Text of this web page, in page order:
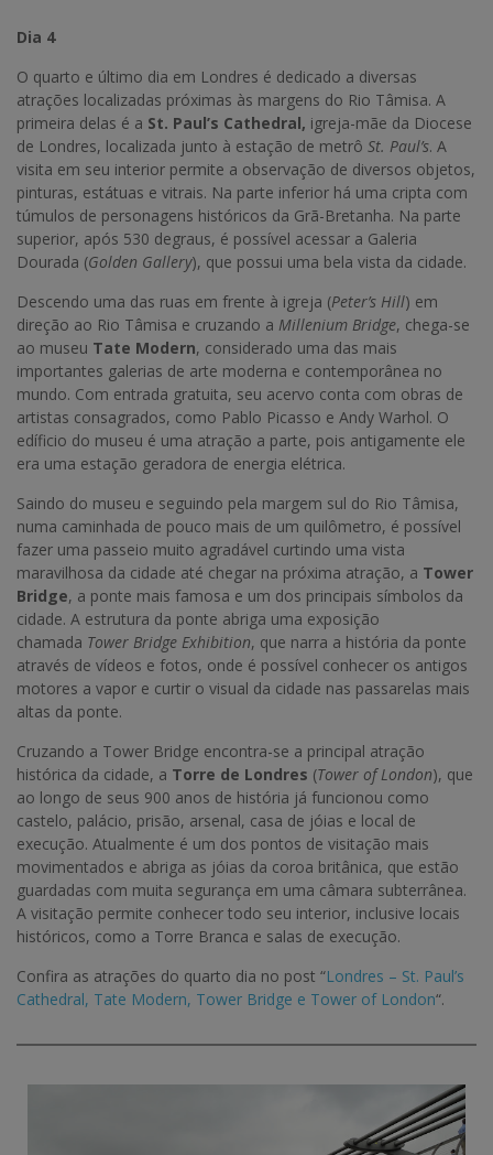
Dia 4
O quarto e último dia em Londres é dedicado a diversas
atrações localizadas próximas às margens do Rio Tâmisa. A
primeira delas é a St. Paul’s Cathedral, igreja-mãe da Diocese
de Londres, localizada junto à estação de metrô St. Paul’s. A
visita em seu interior permite a observação de diversos objetos,
pinturas, estátuas e vitrais. Na parte inferior há uma cripta com
túmulos de personagens históricos da Grã-Bretanha. Na parte
superior, após 530 degraus, é possível acessar a Galeria
Dourada (Golden Gallery), que possui uma bela vista da cidade.
Descendo uma das ruas em frente à igreja (Peter’s Hill) em
direção ao Rio Tâmisa e cruzando a Millenium Bridge, chega-se
ao museu Tate Modern, considerado uma das mais
importantes galerias de arte moderna e contemporânea no
mundo. Com entrada gratuita, seu acervo conta com obras de
artistas consagrados, como Pablo Picasso e Andy Warhol. O
edíficio do museu é uma atração a parte, pois antigamente ele
era uma estação geradora de energia elétrica.
Saindo do museu e seguindo pela margem sul do Rio Tâmisa,
numa caminhada de pouco mais de um quilômetro, é possível
fazer uma passeio muito agradável curtindo uma vista
maravilhosa da cidade até chegar na próxima atração, a Tower
Bridge, a ponte mais famosa e um dos principais símbolos da
cidade. A estrutura da ponte abriga uma exposição
chamada Tower Bridge Exhibition, que narra a história da ponte
através de vídeos e fotos, onde é possível conhecer os antigos
motores a vapor e curtir o visual da cidade nas passarelas mais
altas da ponte.
Cruzando a Tower Bridge encontra-se a principal atração
histórica da cidade, a Torre de Londres (Tower of London), que
ao longo de seus 900 anos de história já funcionou como
castelo, palácio, prisão, arsenal, casa de jóias e local de
execução. Atualmente é um dos pontos de visitação mais
movimentados e abriga as jóias da coroa britânica, que estão
guardadas com muita segurança em uma câmara subterrânea.
A visitação permite conhecer todo seu interior, inclusive locais
históricos, como a Torre Branca e salas de execução.
Confira as atrações do quarto dia no post “Londres – St. Paul’s
Cathedral, Tate Modern, Tower Bridge e Tower of London“.